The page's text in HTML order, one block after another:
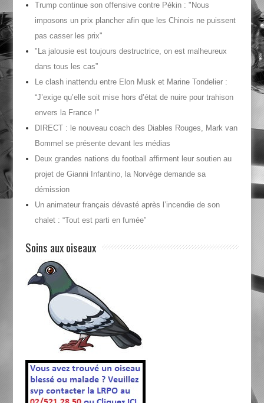
Trump continue son offensive contre Pékin : "Nous
imposons un prix plancher afin que les Chinois ne puissent
pas casser les prix"
"La jalousie est toujours destructrice, on est malheureux
dans tous les cas”
Le clash inattendu entre Elon Musk et Marine Tondelier :
“J’exige qu’elle soit mise hors d’état de nuire pour trahison
envers la France !”
DIRECT : le nouveau coach des Diables Rouges, Mark van
Bommel se présente devant les médias
Deux grandes nations du football affirment leur soutien au
projet de Gianni Infantino, la Norvège demande sa
démission
Un animateur français dévasté après l’incendie de son
chalet : “Tout est parti en fumée”
Soins aux oiseaux